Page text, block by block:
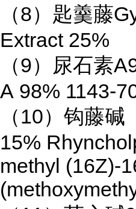
（8）匙羹藤
Extract 25%
（9）尿石素
A 98% 1143-
（10）钩藤碱
15%
methyl (16Z)-